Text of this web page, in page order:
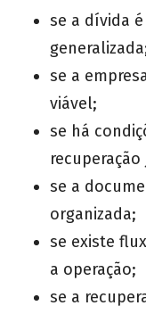
se a dívida
se a
viável;
se há
se a
organizada;
se existe
a operação;
se a